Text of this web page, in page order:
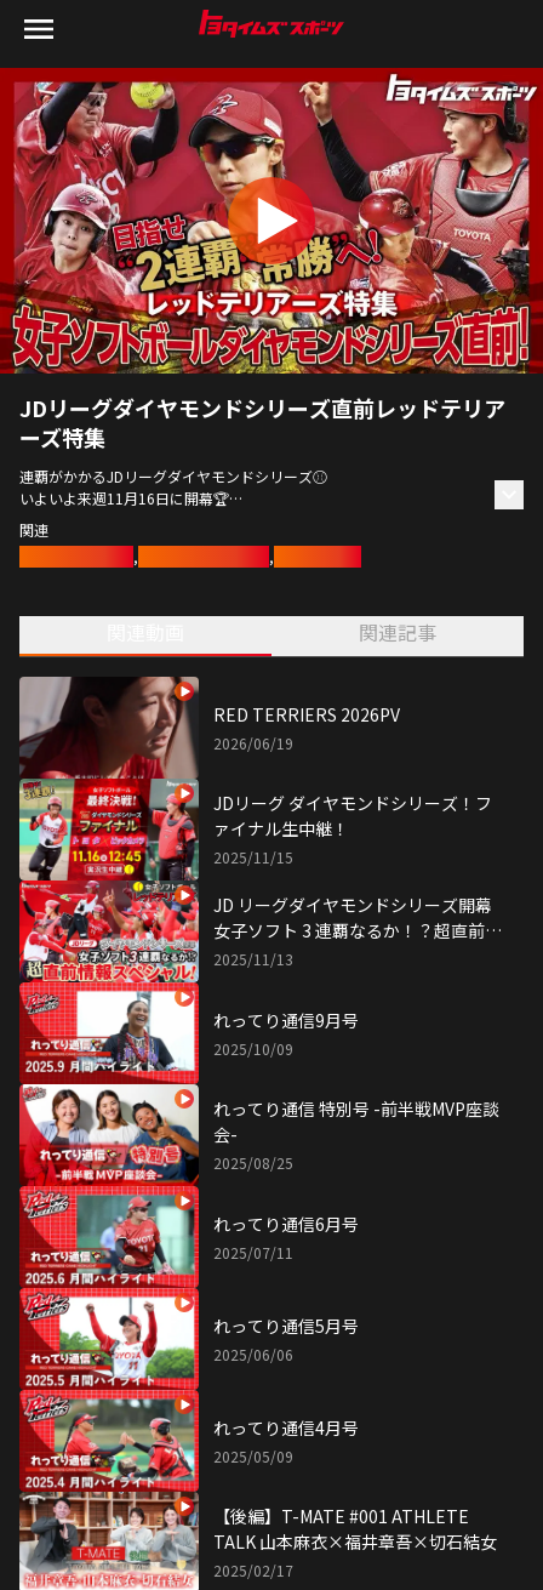
JDリーグダイヤモンドシリーズ直前レッドテリア
ーズ特集
連覇がかかるJDリーグダイヤモンドシリーズ⚾
いよいよ来週11月16日に開幕🏆
“チームを一番よく知るゲスト”として、
昨年引退し、現在はマネージャーを務める長谷部陽香さんと、
チーム内の関係性にも注目してお届け👀
衝撃を受けた全日本総合での敗退や今シーズン初の黒星など、
苦い思いをした経験もしっかりと振り返ります。
レッドテリアーズをもっと知って、応援をもっと楽しみましょう✨
関連
, ,
関連記事
RED TERRIERS 2026PV
2026/06/19
JDリーグ ダイヤモンドシリーズ！フ
ァイナル生中継！
2025/11/15
JD リーグダイヤモンドシリーズ開幕
女子ソフト 3 連覇なるか！？超直前情
報スペシャル！|トヨタイムズスポー
2025/11/13
れってり通信9月号
2025/10/09
れってり通信 特別号 -前半戦MVP座談
会-
2025/08/25
れってり通信6月号
2025/07/11
れってり通信5月号
2025/06/06
れってり通信4月号
2025/05/09
【後編】T-MATE #001 ATHLETE
TALK 山本麻衣×福井章吾×切石結女
2025/02/17